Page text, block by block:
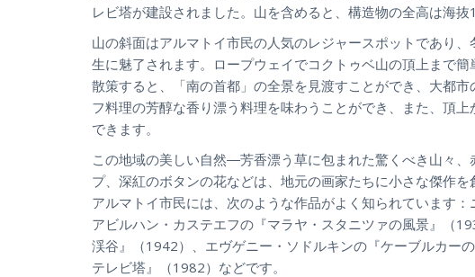
レビ塔が建設されました。山を含めると、構造物の全高は海抜
山の斜面はアルマトイ市民の人気のレジャースポットであり
生に魅了されます。ロープウェイでコクトゥベ山の頂上まで
散策すると、「南の首都」の全景を見渡すことができ、大都
フ料理の芳醇な香り漂う料理を味わうことができ、また、頂
できます。
この地域の美しい自然―芳香漂う草に包まれた驚くべき山々
プ、深紅のボタンの花などは、地元の画家たちに小さな傑作を
アルマトイ市民には、次のような作品がよく知られています
アビルハン・カステエフの『マラヤ・スタニツァの風景』（
渓谷』（1942）、エヴゲニー・ソドルキンの『ケーブルカー
テレビ塔』（1982）などです。